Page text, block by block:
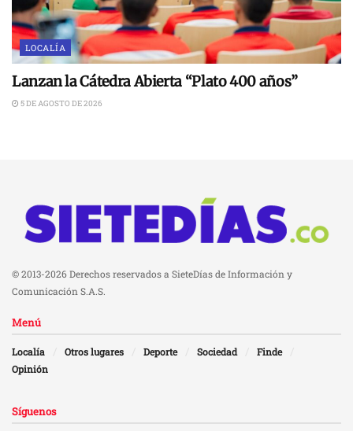
LOCALÍA
Lanzan la Cátedra Abierta “Plato 400 años”
5 DE AGOSTO DE 2026
© 2013-2026 Derechos reservados a SieteDías de Información y
Comunicación S.A.S.
Menú
Localía Otros lugares Deporte Sociedad
Finde
Opinión
Síguenos